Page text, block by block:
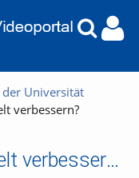
Universität
verbessern?
Mit dem Studium die Welt verbessern? Umfrage zum Ersti-Tag